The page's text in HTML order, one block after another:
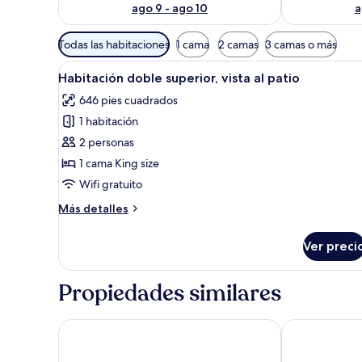
ago 9 - ago 10
Filtros
disponibles
para
las
habitaciones
Todas las habitaciones 1 cama 2 camas 3 camas o más
Abrir
todas
las
fotos
de
Habitación
doble
vista
Habitación de hotel con
1
Habitación doble superior, vista al patio
646 pies cuadrados
1 habitación
2 personas
1 cama King size
Wifi gratuito
Más detalles
Más
doble
vista
patio
Ver
Propiedades similares
Oval Motel Bridgewater